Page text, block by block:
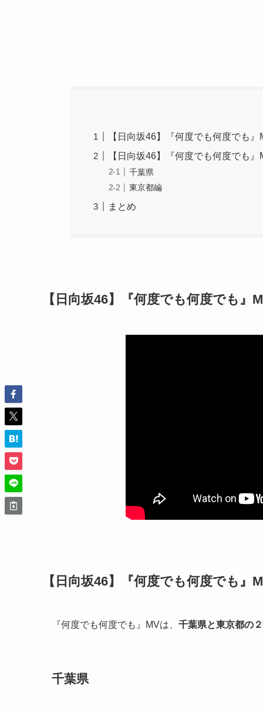
【日向坂46】『何度でも何度でも』
【日向坂46】『何度でも何度でも
千葉県
東京都編
まとめ
【日向坂46】『何度でも何度でも』
【日向坂46】『何度でも何度でも』
『何度でも何度でも』MVは、 千葉県と東京都の
千葉県